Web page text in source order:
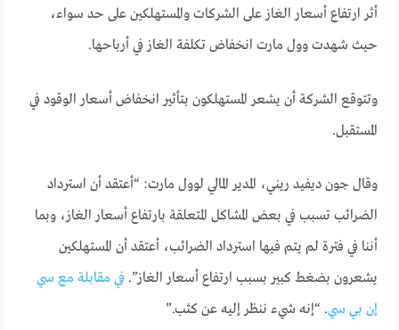
أثر ارتفاع أسعار الغاز على الشركات والمستهلكين على حد سواء،
حيث شهدت وول مارت انخفاض تكلفة الغاز في أرباحها.
وتتوقع الشركة أن يشعر المستهلكون بتأثير انخفاض أسعار الوقود في
المستقبل.
وقال جون ديفيد ريني، المدير المالي لوول مارت: “أعتقد أن استرداد
الضرائب تسبب في بعض المشاكل المتعلقة بارتفاع أسعار الغاز، وبما
أننا في فترة لم يتم فيها استرداد الضرائب، أعتقد أن المستهلكين
يشعرون بضغط كبير بسبب ارتفاع أسعار الغاز”. في مقابلة مع سي
إن بي سي. “إنه شيء ننظر إليه عن كثب.”